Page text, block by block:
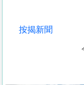
按揭新聞